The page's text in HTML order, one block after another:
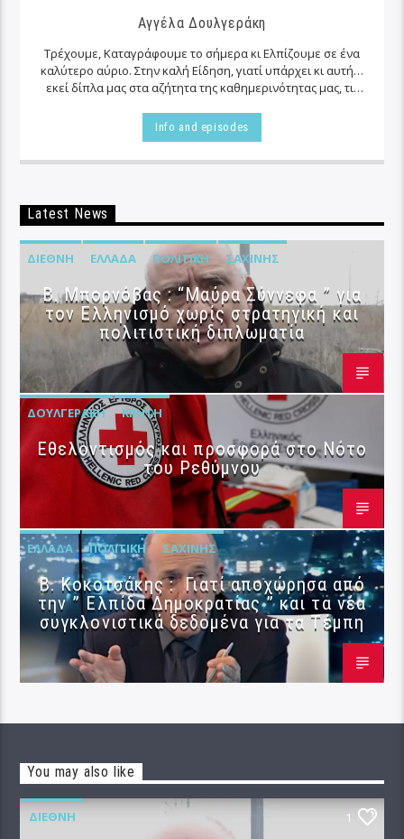
Αγγέλα Δουλγεράκη
Τρέχουμε, Καταγράφουμε το σήμερα κι Ελπίζουμε σε ένα
καλύτερο αύριο. Στην καλή Είδηση, γιατί υπάρχει κι αυτή…
εκεί δίπλα μας στα αζήτητα της καθημερινότητας μας, τις
Info and episodes
Latest News
ΔΙΕΘΝΉ ΕΛΛΆΔΑ ΠΟΛΙΤΙΚΉ ΣΑΧΊΝΗΣ
B. Μπορνόβας : “Μαύρα Σύννεφα ” για
τον Ελληνισμό χωρίς στρατηγική και
πολιτιστική διπλωματία
ΔΟΥΛΓΕΡΆΚΗ ΚΡΉΤΗ
Εθελοντισμός και προσφορά στο Νότο
του Ρεθύμνου
ΕΛΛΆΔΑ ΠΟΛΙΤΙΚΉ ΣΑΧΊΝΗΣ
Β. Κοκοτσάκης : Γιατί αποχώρησα από
την ” Ελπίδα Δημοκρατίας ” και τα νέα
συγκλονιστικά δεδομένα για τα Τέμπη
You may also like
ΔΙΕΘΝΉ 1